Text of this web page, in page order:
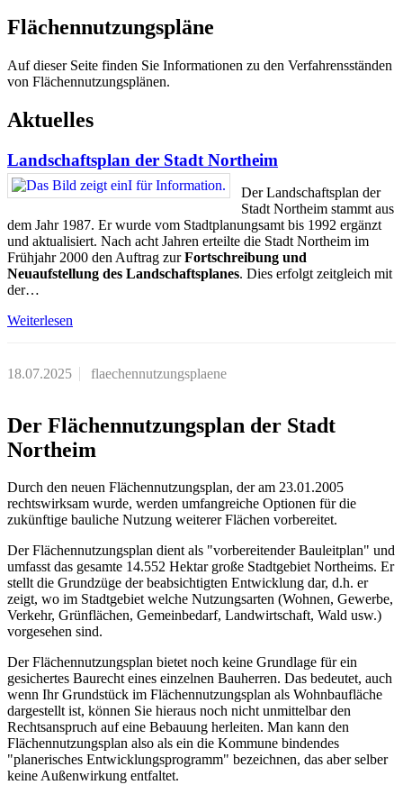
Flächennutzungspläne
Auf dieser Seite finden Sie Informationen zu den Verfahrensständen
von Flächennutzungsplänen.
Aktuelles
Landschaftsplan der Stadt Northeim
Der Landschaftsplan der
Stadt Northeim stammt aus
dem Jahr 1987. Er wurde vom Stadtplanungsamt bis 1992 ergänzt
und aktualisiert. Nach acht Jahren erteilte die Stadt Northeim im
Frühjahr 2000 den Auftrag zurFortschreibung und
Neuaufstellung des Landschaftsplanes. Dies erfolgt zeitgleich mit
der…
Weiterlesen
18.07.2025 flaechennutzungsplaene
Der Flächennutzungsplan der Stadt
Northeim
Durch den neuen Flächennutzungsplan, der am 23.01.2005
rechtswirksam wurde, werden umfangreiche Optionen für die
zukünftige bauliche Nutzung weiterer Flächen vorbereitet.
Der Flächennutzungsplan dient als "vorbereitender Bauleitplan" und
umfasst das gesamte 14.552 Hektar große Stadtgebiet Northeims. Er
stellt die Grundzüge der beabsichtigten Entwicklung dar, d.h. er
zeigt, wo im Stadtgebiet welche Nutzungsarten (Wohnen, Gewerbe,
Verkehr, Grünflächen, Gemeinbedarf, Landwirtschaft, Wald usw.)
vorgesehen sind.
Der Flächennutzungsplan bietet noch keine Grundlage für ein
gesichertes Baurecht eines einzelnen Bauherren. Das bedeutet, auch
wenn Ihr Grundstück im Flächennutzungsplan als Wohnbaufläche
dargestellt ist, können Sie hieraus noch nicht unmittelbar den
Rechtsanspruch auf eine Bebauung herleiten. Man kann den
Flächennutzungsplan also als ein die Kommune bindendes
"planerisches Entwicklungsprogramm" bezeichnen, das aber selber
keine Außenwirkung entfaltet.